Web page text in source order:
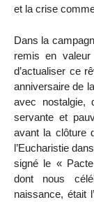
et la crise
Dans la
remis en
d’actualiser ce
anniversaire de
avec nostalgie,
servante et
avant la clôture
l’Eucharistie
signé le «
dont nous
naissance, était